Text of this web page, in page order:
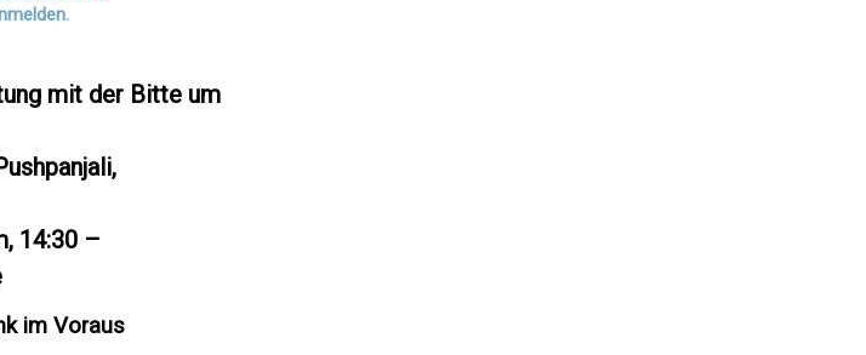
mit der Bitte um
14:30 –
im Voraus